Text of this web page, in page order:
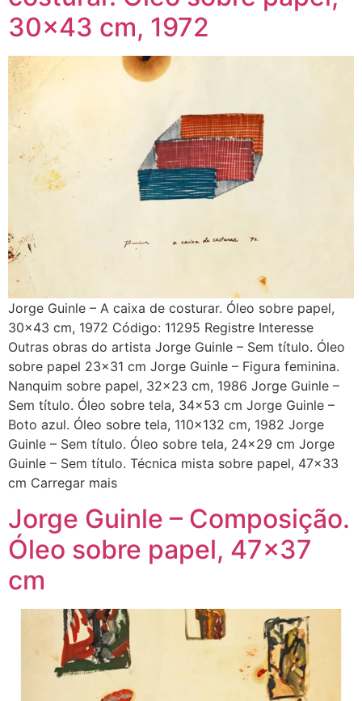
30×43 cm, 1972
Jorge Guinle – A caixa de costurar. Óleo sobre papel,
30×43 cm, 1972 Código: 11295 Registre Interesse
Outras obras do artista Jorge Guinle – Sem título. Óleo
sobre papel 23×31 cm Jorge Guinle – Figura feminina.
Nanquim sobre papel, 32×23 cm, 1986 Jorge Guinle –
Sem título. Óleo sobre tela, 34×53 cm Jorge Guinle –
Boto azul. Óleo sobre tela, 110×132 cm, 1982 Jorge
Guinle – Sem título. Óleo sobre tela, 24×29 cm Jorge
Guinle – Sem título. Técnica mista sobre papel, 47×33
cm Carregar mais
Jorge Guinle – Composição.
Óleo sobre papel, 47×37
cm